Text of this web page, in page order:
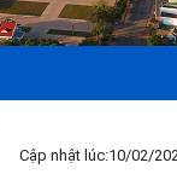
Cập nhật lúc:10/02/